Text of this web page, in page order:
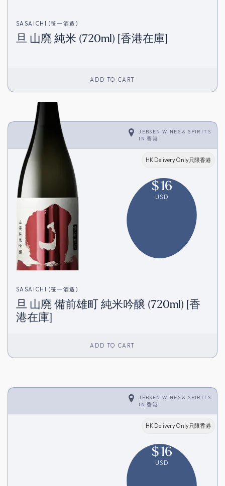
SASAICHI (笹一酒造)
旦 山廃 純米 (720ml) [香港在庫]
ADD TO CART
JEBSEN WINES & SPIRITS
IN香港
HK Delivery Only只限香港
$16
USD
SASAICHI (笹一酒造)
旦 山廃 備前雄町 純米吟醸 (720ml) [香
港在庫]
ADD TO CART
JEBSEN WINES & SPIRITS
IN香港
HK Delivery Only只限香港
$16
USD